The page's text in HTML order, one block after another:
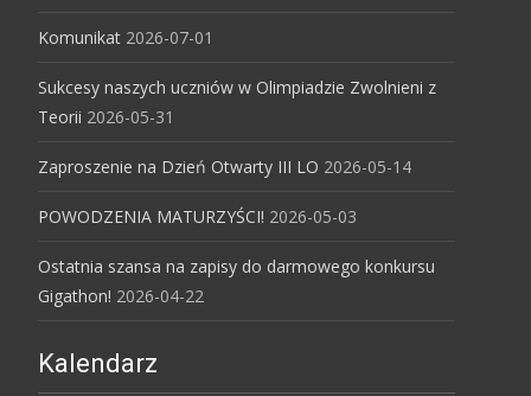
Komunikat 2026-07-01
Sukcesy naszych uczniów w Olimpiadzie Zwolnieni z
Teorii 2026-05-31
Zaproszenie na Dzień Otwarty III LO 2026-05-14
POWODZENIA MATURZYŚCI! 2026-05-03
Ostatnia szansa na zapisy do darmowego konkursu
Gigathon! 2026-04-22
Kalendarz